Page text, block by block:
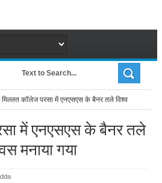
मिल्लत कॉलेज परसा में एनएसएस के बैनर तले विश्व
में एनएसएस के बैनर तले
मनाया गया